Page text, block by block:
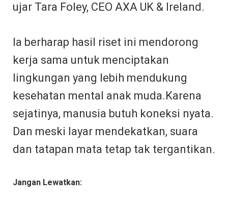
ujar Tara Foley, CEO AXA UK & Ireland.
Ia berharap hasil riset ini mendorong
kerja sama untuk menciptakan
lingkungan yang lebih mendukung
kesehatan mental anak muda.Karena
sejatinya, manusia butuh koneksi nyata.
Dan meski layar mendekatkan, suara
dan tatapan mata tetap tak tergantikan.
Jangan Lewatkan: